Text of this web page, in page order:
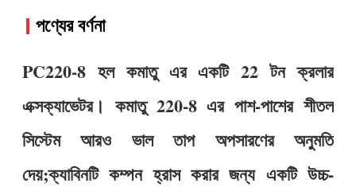
পণ্যের বর্ণনা
PC220-8 হল কমাতু এর একটি 22 টন ক্রলার
এক্সক্যাভেটর। কমাতু 220-8 এর পাশ-পাশের শীতল
সিস্টেম আরও ভাল তাপ অপসারণের অনুমতি
দেয়;ক্যাবিনটি কম্পন হ্রাস করার জন্য একটি উচ্চ-